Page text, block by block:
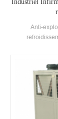
Industriel
Anti-
une sécurité
non étincelle,
qui convient
auto-fermé